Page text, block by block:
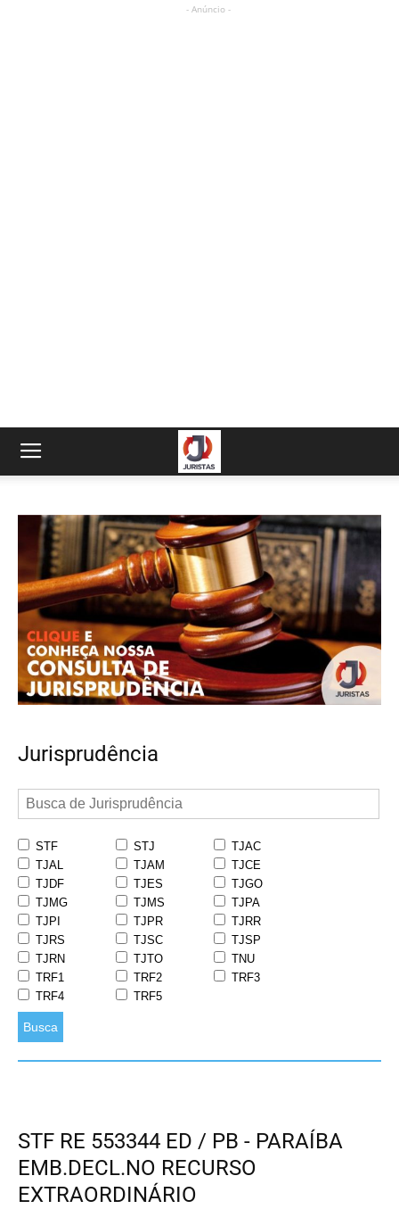
- Anúncio -
Jurisprudência
STF STJ
TJAC
TJAL
TJAM
TJCE
TJDF
TJES
TJGO
TJMG
TJMS
TJPA
TJPI
TJPR
TJRR
TJRS
TJSC
TJSP
TJRN
TJTO
TNU
TRF1
TRF2
TRF3
TRF4
TRF5
Busca
STF RE 553344 ED / PB - PARAÍBA
EMB.DECL.NO RECURSO
EXTRAORDINÁRIO